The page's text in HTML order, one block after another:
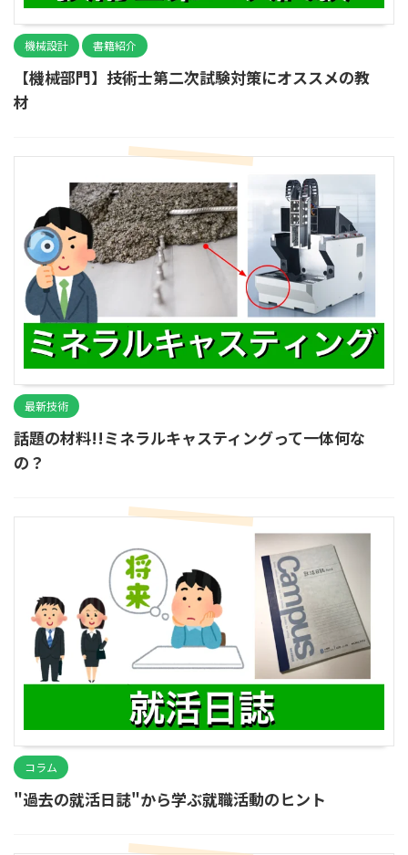
機械設計 書籍紹介
【機械部門】技術士第二次試験対策にオススメの教
材
最新技術
話題の材料!!ミネラルキャスティングって一体何な
の？
コラム
"過去の就活日誌"から学ぶ就職活動のヒント